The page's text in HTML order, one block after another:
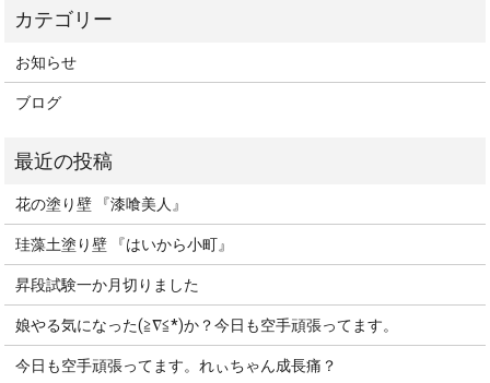
お知らせ
ブログ
花の塗り壁 『漆喰美人』
珪藻土塗り壁 『はいから小町』
昇段試験一か月切りました
娘やる気になった(≧∇≦*)か？今日も空手頑張ってます。
今日も空手頑張ってます。れぃちゃん成長痛？